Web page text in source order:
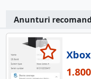
Anunturi